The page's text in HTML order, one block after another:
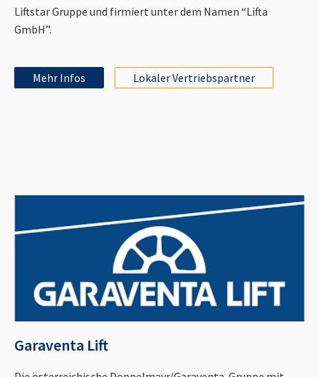
Liftstar Gruppe und firmiert unter dem Namen “Lifta
GmbH”.
Mehr Infos Lokaler Vertriebspartner
Garaventa Lift